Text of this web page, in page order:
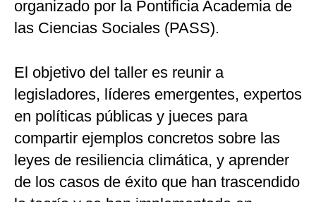
organizado por la Pontificia Academia de
las Ciencias Sociales (PASS).
El objetivo del taller es reunir a
legisladores, líderes emergentes, expertos
en políticas públicas y jueces para
compartir ejemplos concretos sobre las
leyes de resiliencia climática, y aprender
de los casos de éxito que han trascendido